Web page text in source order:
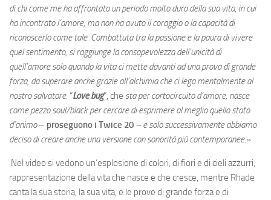
di chi come me ha affrontato un periodo molto duro della sua vita, in cui
ha incontrato l’amore, ma non ha avuto il coraggio o la capacità di
riconoscerlo come tale. Combattuta tra la passione e la paura di vivere
quel sentimento, si raggiunge la consapevolezza dell’unicità di
quell’amore solo quando la vita ci mette davanti ad una prova di grande
forza, da superare anche grazie all’alchimia che ci lega mentalmente al
nostro salvatore. “Love bug”, che sta per cortocircuito d’amore, nasce
come pezzo soul/black per cercare di esprimere al meglio quello stato
d’animo– proseguono i Twice 20 – e solo successivamente abbiamo
deciso di creare anche una versione con sonorità più contemporanee.»
Nel video si vedono un‘esplosione di colori, di fiori e di cieli azzurri,
rappresentazione della vita che nasce e che cresce, mentre Rhade
canta la sua storia, la sua vita, e le prove di grande forza e di